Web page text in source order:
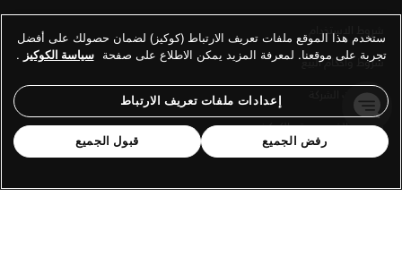
شروط الاستخدام
شروط وأحكام البيع
معلومات الشركة
سياسة الخصوصية والكوكيز
ستخدم هذا الموقع ملفات تعريف الارتباط (كوكيز) لضمان حصولك على أفضل
تجربة على موقعنا. لمعرفة المزيد يمكن الاطلاع على صفحة سياسة الكوكيز .
إعدادات ملفات تعريف الارتباط
رفض الجميع قبول الجميع